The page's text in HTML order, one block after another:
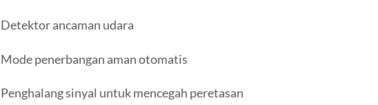
Detektor ancaman udara
Mode penerbangan aman otomatis
Penghalang sinyal untuk mencegah peretasan